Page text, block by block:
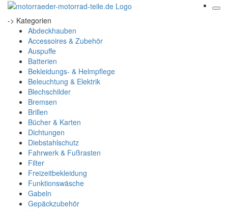
-> Kategorien
Abdeckhauben
Accessoires & Zubehör
Auspuffe
Batterien
Bekleidungs- & Helmpflege
Beleuchtung & Elektrik
Blechschilder
Bremsen
Brillen
Bücher & Karten
Dichtungen
Diebstahlschutz
Fahrwerk & Fußrasten
Filter
Freizeitbekleidung
Funktionswäsche
Gabeln
Gepäckzubehör